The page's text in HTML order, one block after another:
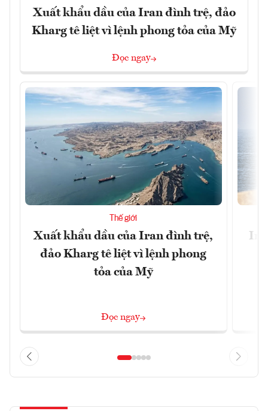
Xuất khẩu dầu của Iran đình trệ, đảo
Kharg tê liệt vì lệnh phong tỏa của Mỹ
Đọc ngay
Thế giới
Xuất khẩu dầu của Iran đình trệ,
đảo Kharg tê liệt vì lệnh phong
tỏa của Mỹ
Đọc ngay